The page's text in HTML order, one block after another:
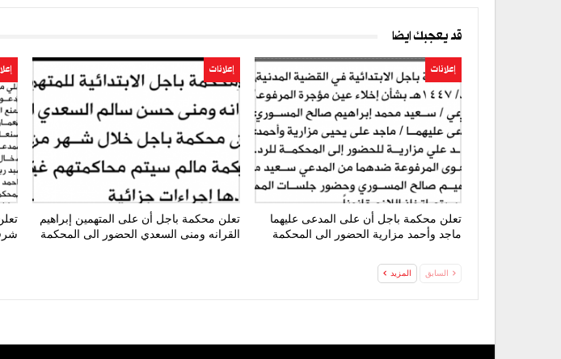
قد يعجبك ايضا
إعلانات
تعلن محكمة باجل أن على المدعى عليهما
ماجد وأحمد مزارية الحضور الى المحكمة
إعلانات
تعلن محكمة باجل أن على المتهمين إبراهيم
القرانه ومنى السعدي الحضور الى المحكمة
السابق المزيد